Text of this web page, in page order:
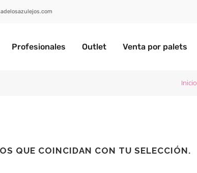
Profesionales Outlet Venta por palets
Inicio
QUE COINCIDAN CON TU SELECCIÓN.